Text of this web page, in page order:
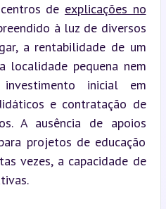
de explicações no
à luz de diversos
a rentabilidade de um
localidade pequena nem
inicial em
e contratação de
A ausência de apoios
projetos de educação
vezes, a capacidade de